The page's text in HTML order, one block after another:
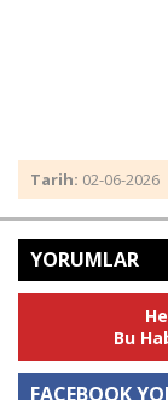
Tarih: 02-06-2026
YORUMLAR
Bu
FACEBOOK